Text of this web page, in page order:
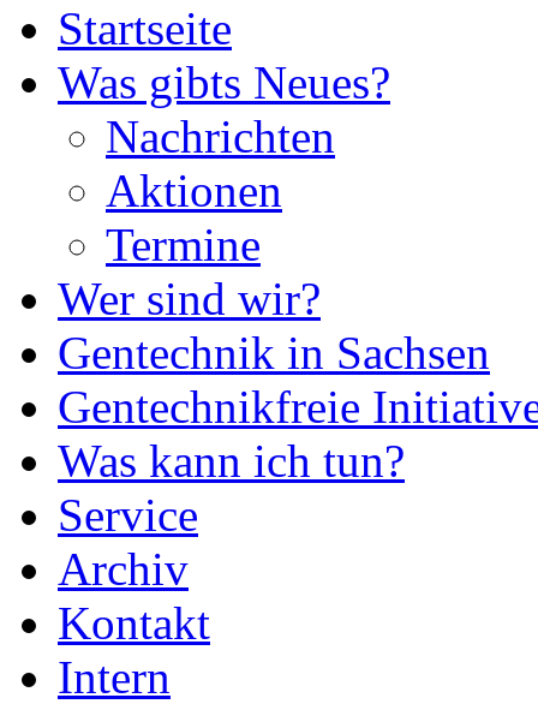
Startseite
Was gibts Neues?
Nachrichten
Aktionen
Termine
Wer sind wir?
Gentechnik in Sachsen
Gentechnikfreie
Was kann ich tun?
Service
Archiv
Kontakt
Intern